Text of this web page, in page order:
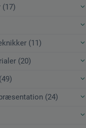
(17)
(11)
(20)
(24)